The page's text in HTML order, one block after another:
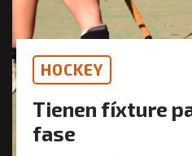
HOCKEY
Tienen fíxture
fase